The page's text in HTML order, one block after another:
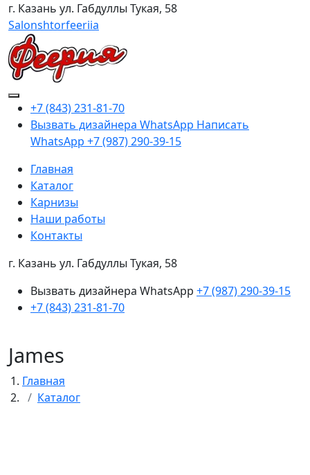
г. Казань ул. Габдуллы Тукая, 58
Salonshtorfeeriia
+7 (843) 231-81-70
Вызвать дизайнера WhatsApp Написать
WhatsApp +7 (987) 290-39-15
Главная
Каталог
Карнизы
Наши работы
Контакты
г. Казань ул. Габдуллы Тукая, 58
Вызвать дизайнера WhatsApp +7 (987) 290-39-15
+7 (843) 231-81-70
James
Главная
Каталог